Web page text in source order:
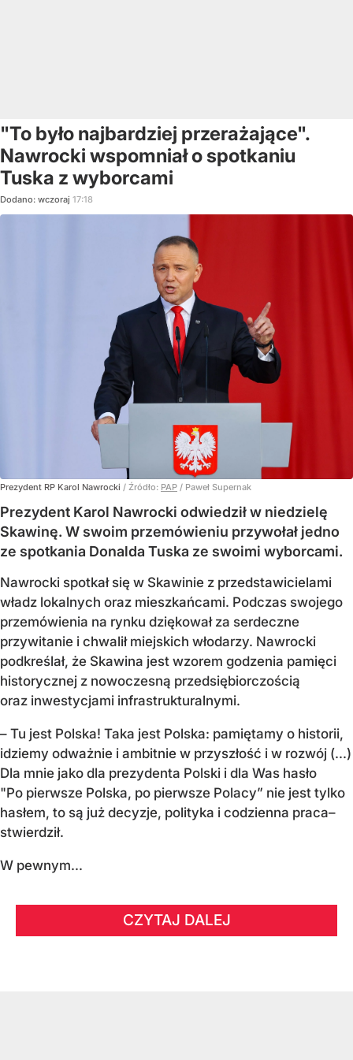
"To było najbardziej przerażające".
Nawrocki wspomniał o spotkaniu
Tuska z wyborcami
Dodano: wczoraj 17:18
Prezydent RP Karol Nawrocki / Źródło: PAP / Paweł Supernak
Prezydent Karol Nawrocki odwiedził w niedzielę
Skawinę. W swoim przemówieniu przywołał jedno
ze spotkania Donalda Tuska ze swoimi wyborcami.
Nawrocki spotkał się w Skawinie z przedstawicielami
władz lokalnych oraz mieszkańcami. Podczas swojego
przemówienia na rynku dziękował za serdeczne
przywitanie i chwalił miejskich włodarzy. Nawrocki
podkreślał, że Skawina jest wzorem godzenia pamięci
historycznej z nowoczesną przedsiębiorczością
oraz inwestycjami infrastrukturalnymi.
– Tu jest Polska! Taka jest Polska: pamiętamy o historii,
idziemy odważnie i ambitnie w przyszłość i w rozwój (...)
Dla mnie jako dla prezydenta Polski i dla Was hasło
"Po pierwsze Polska, po pierwsze Polacy” nie jest tylko
hasłem, to są już decyzje, polityka i codzienna praca–
stwierdził.
W pewnym...
CZYTAJ DALEJ